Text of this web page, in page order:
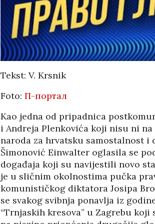
Tekst: V. Krsnik
Foto: П-портал
Kao jedna od pripadnica
i Andreja Plenkovića koji nisu ni
naroda za hrvatsku samostalnost
Šimonović Einwalter oglasila se
događaja koji su navijestili novo
je u sličnim okolnostima pučka
komunističkog diktatora Josipa
se svakog svibnja ponavlja iz
“Trnjaskih kresova” u Zagrebu
SU STVARNI VLASNICI
HOTELA COSTABELLA
U RIJECI?
02/08/2026
MOBILNI TURIZAM
02/08/2026
KRASI MANJAK
DEMOKRATSKIH
VRIJEDNOSTI I
PLURALIZMA –…
01/08/2026
HRVATSKA POVIJEST
POD KONTROLOM
SRPSKE POLITIKE
01/08/2026
28/